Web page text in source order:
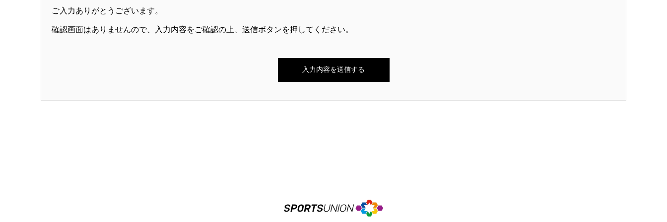
ご入力ありがとうございます。
確認画面はありませんので、入力内容をご確認の上、送信ボタンを押してください。